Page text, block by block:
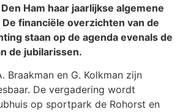
Ham haar jaarlijkse algemene
financiële overzichten van de
staan op de agenda evenals de
de jubilarissen.
Braakman en G. Kolkman zijn
De vergadering wordt
op sportpark de Rohorst en